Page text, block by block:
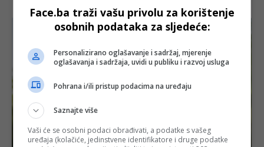
Izdvojeno
Face.ba traži vašu privolu za korištenje
osobnih podataka za sljedeće:
Personalizirano oglašavanje i sadržaj, mjerenje
oglašavanja i sadržaja, uvidi u publiku i razvoj usluga
Pohrana i/ili pristup podacima na uređaju
Saznajte više
Vaši će se osobni podaci obrađivati, a podatke s vašeg
uređaja (kolačiće, jedinstvene identifikatore i druge podatke